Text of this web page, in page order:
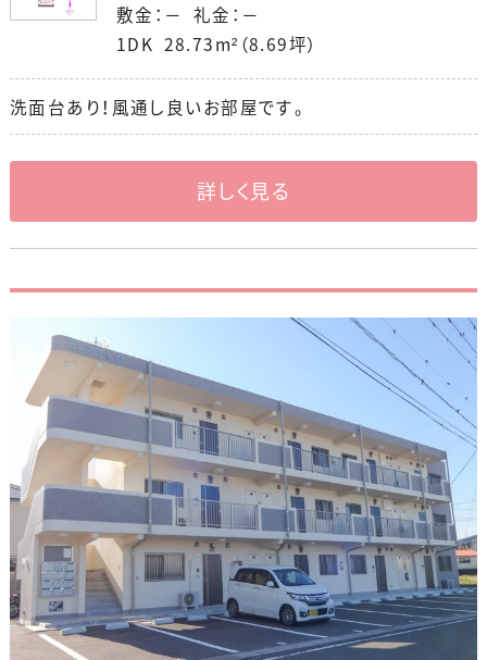
敷金：－ 礼金：－
1DK 28.73m²（8.69坪）
洗面台あり！風通し良いお部屋です。
詳しく見る